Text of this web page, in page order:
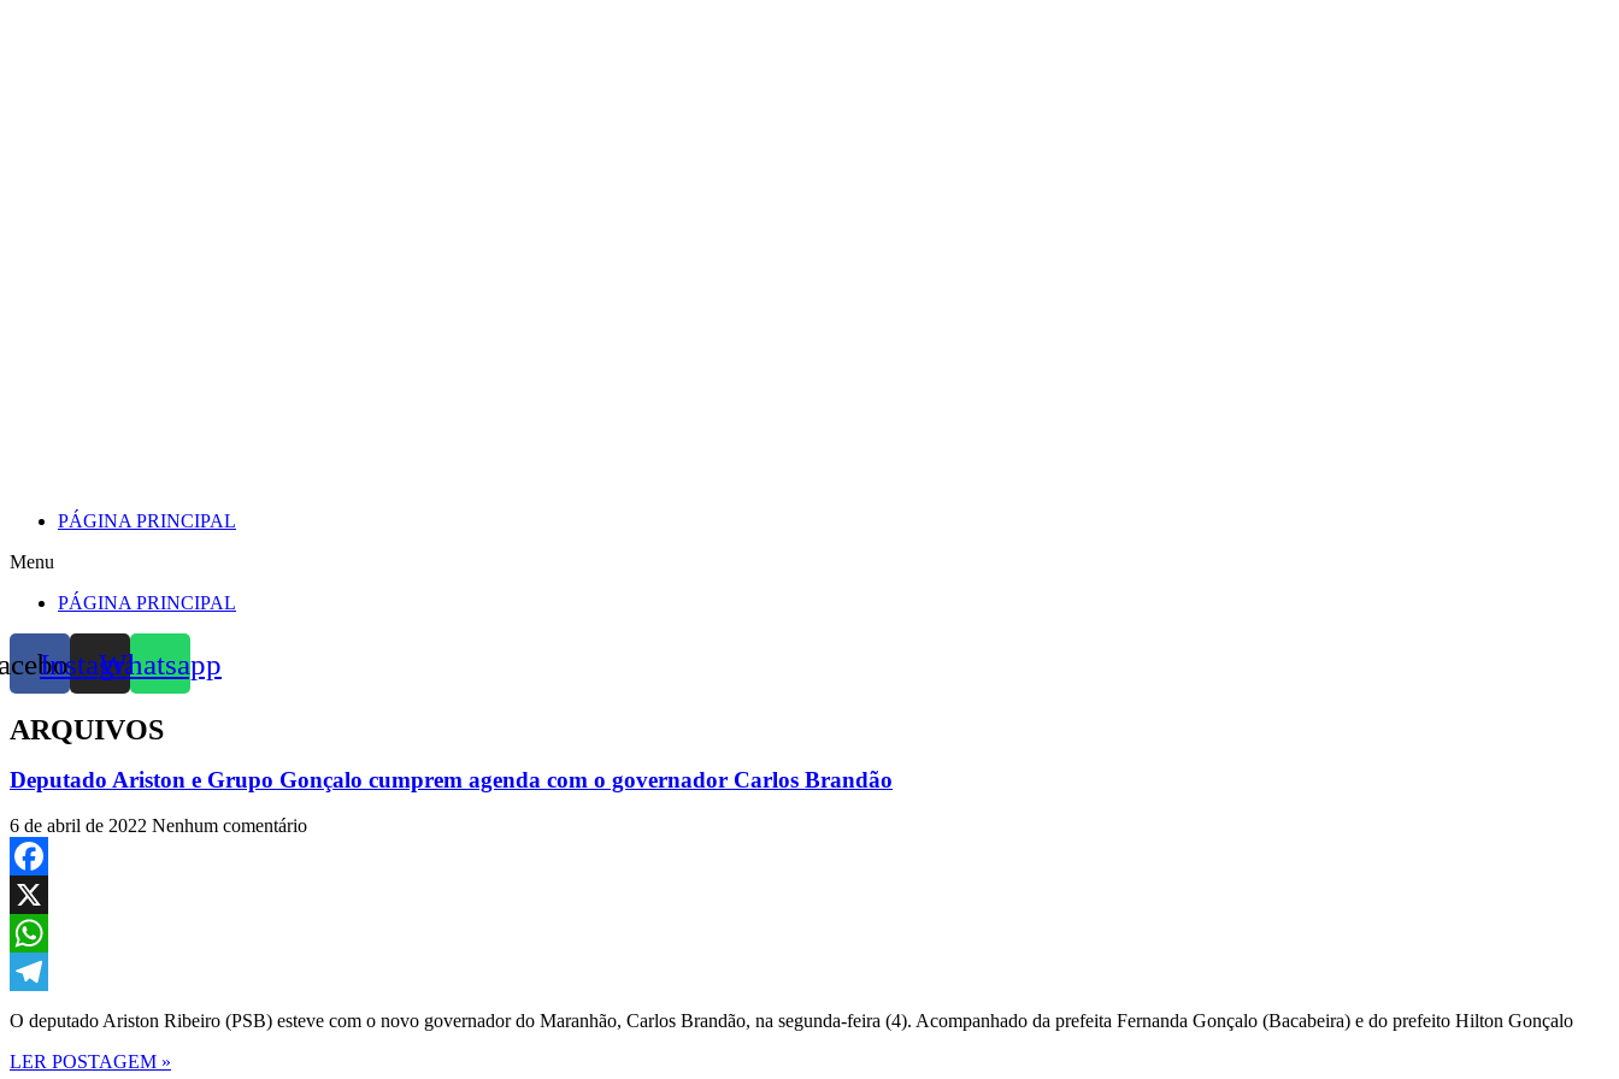
PÁGINA PRINCIPAL
Menu
PÁGINA PRINCIPAL
InstagramWhatsapp
ARQUIVOS
Deputado Ariston e Grupo Gonçalo cumprem agenda com o governador Carlos Brandão
6 de abril de 2022 Nenhum comentário
Facebook
X
WhatsApp
Telegram
O deputado Ariston Ribeiro (PSB) esteve com o novo governador do Maranhão, Carlos Brandão, na segunda-feira (4). Acompanhado da prefeita Fernanda Gonçalo (Bacabeira) e do prefeito Hilton Gonçalo
LER POSTAGEM »